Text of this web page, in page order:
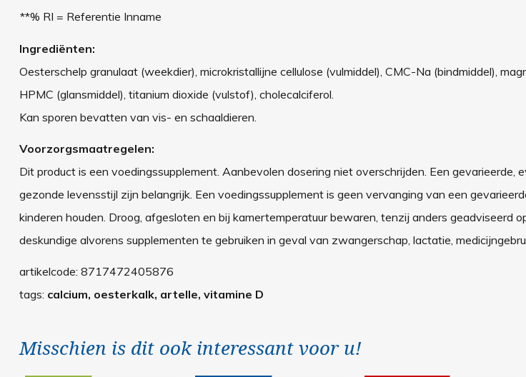
**% RI = Referentie Inname
Ingrediënten:
Oesterschelp granulaat (weekdier), microkristallijne cellulose (vulmiddel), CMC-Na (bindmiddel),
HPMC (glansmiddel), titanium dioxide (vulstof), cholecalciferol.
Kan sporen bevatten van vis- en schaaldieren.
Voorzorgsmaatregelen:
Dit product is een voedingssupplement. Aanbevolen dosering niet overschrijden. Een gevarieerde,
gezonde levensstijl zijn belangrijk. Een voedingssupplement is geen vervanging van een
kinderen houden. Droog, afgesloten en bij kamertemperatuur bewaren, tenzij anders geadviseerd
deskundige alvorens supplementen te gebruiken in geval van zwangerschap, lactatie,
artikelcode: 8717472405876
tags: calcium, oesterkalk, artelle, vitamine D
Misschien is dit ook interessant voor u!